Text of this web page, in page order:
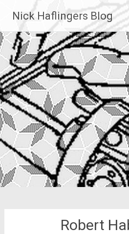
Inhalt
springen
Nick Haflingers Blog
Robert